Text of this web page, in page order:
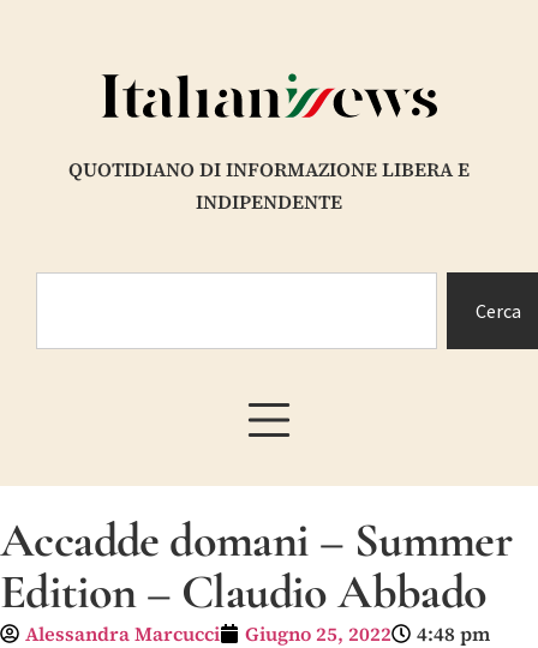
QUOTIDIANO DI INFORMAZIONE LIBERA E
INDIPENDENTE
Cerca
Accadde domani – Summer
Edition – Claudio Abbado
Alessandra Marcucci Giugno 25, 2022 4:48 pm